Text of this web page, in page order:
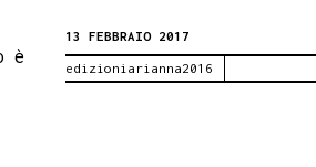
è
13 FEBBRAIO 2017
edizioniarianna2016